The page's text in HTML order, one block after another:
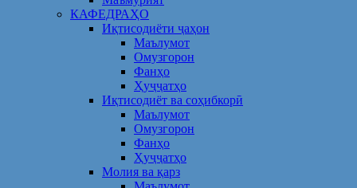
КАФЕДРАҲО
Иқтисодиёти ҷаҳон
Маълумот
Омузгорон
Фанҳо
Ҳуҷҷатҳо
Иқтисодиёт ва соҳибкорӣ
Маълумот
Омузгорон
Фанҳо
Ҳуҷҷатҳо
Молия ва қарз